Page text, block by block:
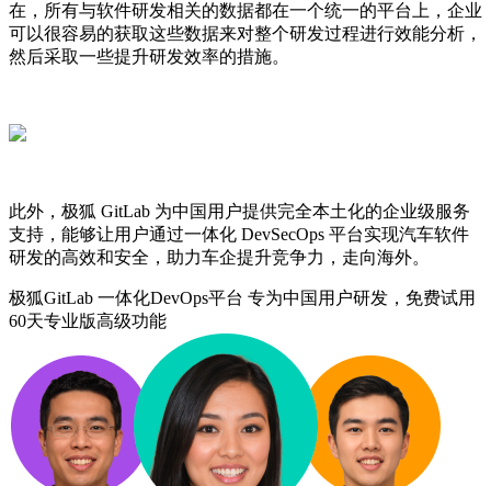
在，所有与软件研发相关的数据都在一个统一的平台上，企业
可以很容易的获取这些数据来对整个研发过程进行效能分析，
然后采取一些提升研发效率的措施。
此外，极狐 GitLab 为中国用户提供完全本土化的企业级服务
支持，能够让用户通过一体化 DevSecOps 平台实现汽车软件
研发的高效和安全，助力车企提升竞争力，走向海外。
极狐GitLab 一体化DevOps平台 专为中国用户研发，免费试用
60天专业版高级功能